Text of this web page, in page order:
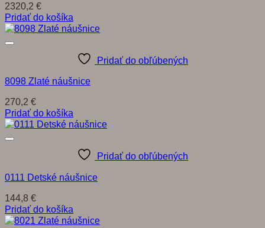
2320,2 €
Pridať do košíka
Pridať do obľúbených
8098 Zlaté náušnice
270,2 €
Pridať do košíka
Pridať do obľúbených
0111 Detské náušnice
144,8 €
Pridať do košíka